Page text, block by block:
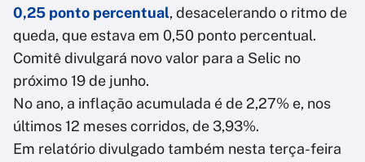
0,25 ponto percentual, desacelerando o ritmo de
queda, que estava em 0,50 ponto percentual.
Comitê divulgará novo valor para a Selic no
próximo 19 de junho.
No ano, a inflação acumulada é de 2,27% e, nos
últimos 12 meses corridos, de 3,93%.
Em relatório divulgado também nesta terça-feira